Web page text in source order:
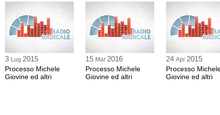
3 Lug 2015
Processo Michele
Giovine ed altri
15 Mar 2016
Processo Michele
Giovine ed altri
24 Apr 2015
Processo
Giovine ed altri